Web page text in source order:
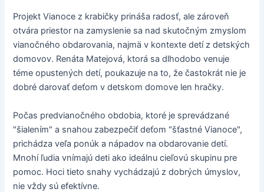
Projekt Vianoce z krabičky prináša radosť, ale zároveň
otvára priestor na zamyslenie sa nad skutočným zmyslom
vianočného obdarovania, najmä v kontexte detí z detských
domovov. Renáta Matejová, ktorá sa dlhodobo venuje
téme opustených detí, poukazuje na to, že častokrát nie je
dobré darovať deťom v detskom domove len hračky.
Počas predvianočného obdobia, ktoré je sprevádzané
"šialením" a snahou zabezpečiť deťom "šťastné Vianoce",
prichádza veľa ponúk a nápadov na obdarovanie detí.
Mnohí ľudia vnímajú deti ako ideálnu cieľovú skupinu pre
pomoc. Hoci tieto snahy vychádzajú z dobrých úmyslov,
nie vždy sú efektívne.